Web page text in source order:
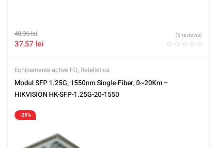
48,36lei
37,57 lei
(0 reviews)
Echipamente active FO, Retelistica
Modul SFP 1.25G, 1550nm Single-Fiber, 0~20Km –
HIKVISION HK-SFP-1.25G-20-1550
-25%